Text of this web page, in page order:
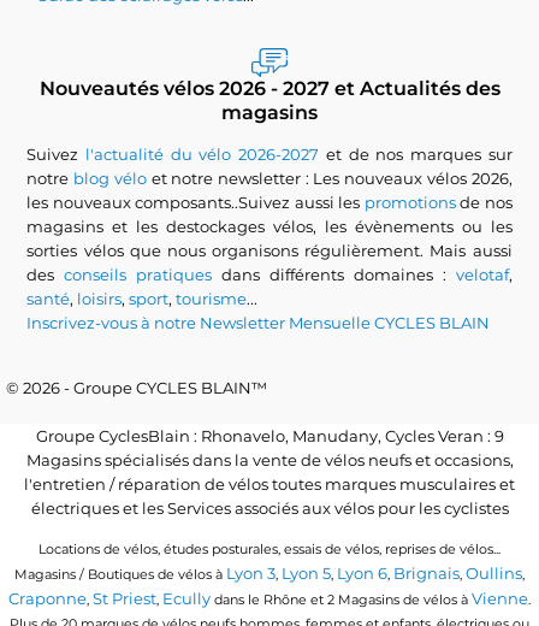
Nouveautés vélos 2026 - 2027 et Actualités des
magasins
Suivez l'actualité du vélo 2026-2027 et de nos marques sur
notre blog véloet notre newsletter : Les nouveaux vélos 2026,
les nouveaux composants..Suivez aussi les promotionsde nos
magasins et les destockages vélos, les évènements ou les
sorties vélos que nous organisons régulièrement. Mais aussi
desconseils pratiques dans différents domaines : velotaf,
santé, loisirs,sport,tourisme...
Inscrivez-vous à notre Newsletter Mensuelle CYCLES BLAIN
© 2026 - Groupe CYCLES BLAIN™
Groupe CyclesBlain : Rhonavelo, Manudany, Cycles Veran : 9
Magasins spécialisés dans la vente de vélos neufs et occasions,
l'entretien / réparation de vélos toutes marques musculaires et
électriques et les Services associés aux vélos pour les cyclistes
Locations de vélos, études posturales, essais de vélos, reprises de vélos...
Magasins / Boutiques de vélos à Lyon 3, Lyon 5, Lyon 6, Brignais, Oullins,
Craponne, St Priest, Ecully dans le Rhône et 2 Magasins de vélos à Vienne.